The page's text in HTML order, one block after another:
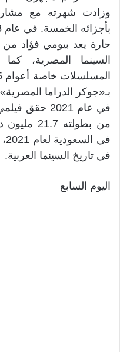
وزادت شهرته مع
حارة يعد بيومي فؤاد
السينما المصرية،
بـ«جوكر الدراما
في عام 2021
في تاريخ السينما العربية.
اليوم السابع